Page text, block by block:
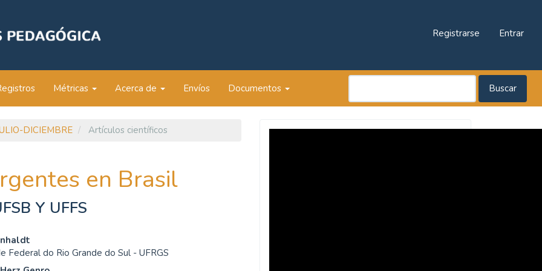
Registrarse Entrar
Métricas Acerca de Envíos Documentos Buscar
DICIEMBRE Artículos científicos
en Brasil
Y UFFS
Federal do Rio Grande do Sul - UFRGS
Revista